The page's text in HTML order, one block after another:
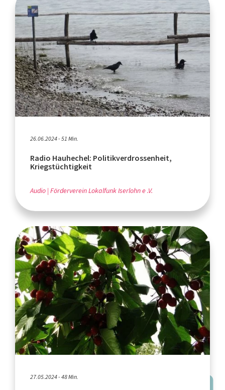
26.06.2024 - 51 Min.
Radio Hauhechel: Politikverdrossenheit,
Kriegstüchtigkeit
Audio Förderverein Lokalfunk Iserlohn e .V.
27.05.2024 - 48 Min.